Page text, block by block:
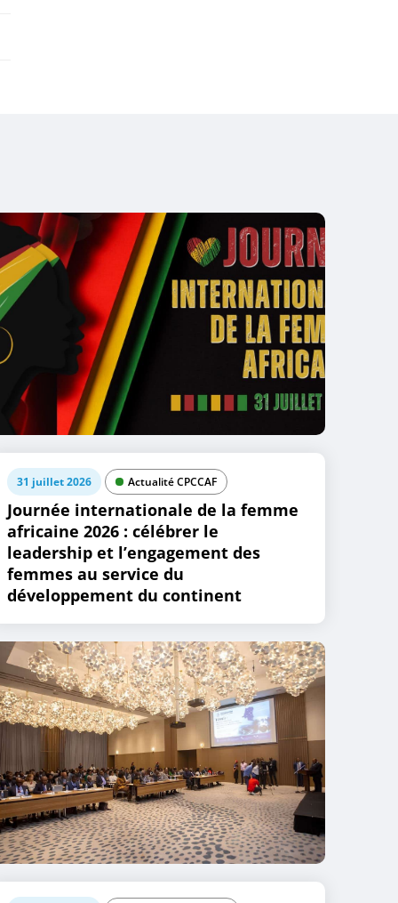
31 juillet 2026 Actualité CPCCAF
Journée internationale de la femme
africaine 2026 : célébrer le
leadership et l’engagement des
femmes au service du
développement du continent